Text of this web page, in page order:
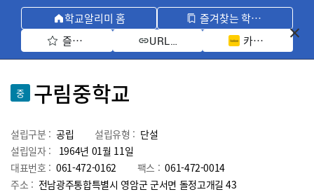
학교알리미 홈
즐겨찾는 학교 모아보기
즐겨찾기 선택
URL 복사 카카오톡 공유
중 구림중학교
설립구분 : 공립 설립유형 : 단설
설립일자 :
1964년 01월 11일
대표번호 : 061-472-0162 팩스 : 061-472-0014
주소 : 전남광주통합특별시 영암군 군서면 돌정고개길 43